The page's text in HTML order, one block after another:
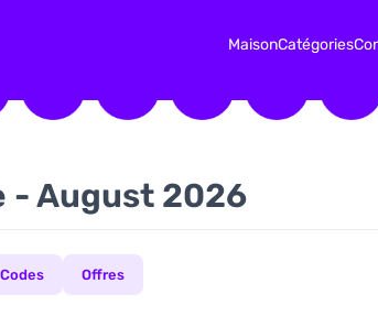
MaisonCatégories
- August 2026
Codes Offres